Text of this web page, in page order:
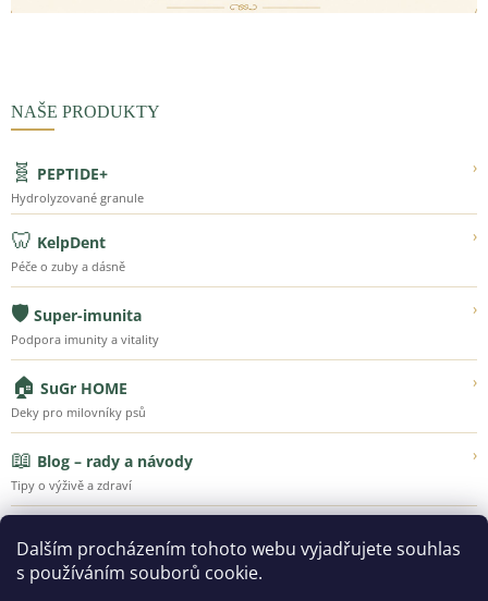
Dalším procházením tohoto webu vyjadřujete souhlas
s používáním souborů cookie.
NAŠE PRODUKTY
🧬 PEPTIDE+ ›
Hydrolyzované granule
🦷 KelpDent ›
Péče o zuby a dásně
🛡️ Super-imunita ›
Podpora imunity a vitality
🏠 SuGr HOME ›
Deky pro milovníky psů
📖 Blog – rady a návody ›
Tipy o výživě a zdraví
Poznejte Super-Granule